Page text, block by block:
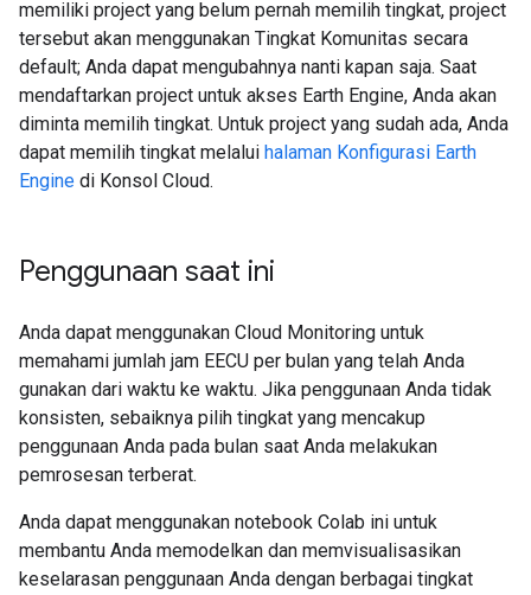
memiliki project yang belum pernah memilih tingkat, project
tersebut akan menggunakan Tingkat Komunitas secara
default; Anda dapat mengubahnya nanti kapan saja. Saat
mendaftarkan project untuk akses Earth Engine, Anda akan
diminta memilih tingkat. Untuk project yang sudah ada, Anda
dapat memilih tingkat melalui halaman Konfigurasi Earth
Engine di Konsol Cloud.
Penggunaan saat ini
Anda dapat menggunakan Cloud Monitoring untuk
memahami jumlah jam EECU per bulan yang telah Anda
gunakan dari waktu ke waktu. Jika penggunaan Anda tidak
konsisten, sebaiknya pilih tingkat yang mencakup
penggunaan Anda pada bulan saat Anda melakukan
pemrosesan terberat.
Anda dapat menggunakan notebook Colab ini untuk
membantu Anda memodelkan dan memvisualisasikan
keselarasan penggunaan Anda dengan berbagai tingkat